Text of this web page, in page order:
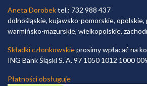
Aneta Dorobektel.: 732 988 437
dolnośląskie, kujawsko-pomorskie, opolskie,
warmińsko-mazurskie, wielkopolskie,
Składki członkowskieprosimy wpłacać na
ING Bank Śląski S. A. 97 1050 1012 1000
Płatności obsługuje